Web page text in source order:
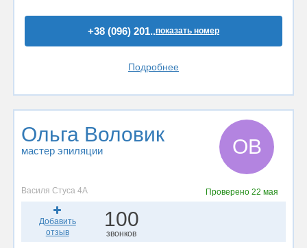
+38 (096) 201..показать номер
Подробнее
Ольга Воловик
мастер эпиляции ОВ
Василя Стуса 4А Проверено 22 мая
Добавить
отзыв
100
звонков